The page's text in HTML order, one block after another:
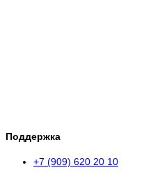
Поддержка
+7 (909) 620 20 10